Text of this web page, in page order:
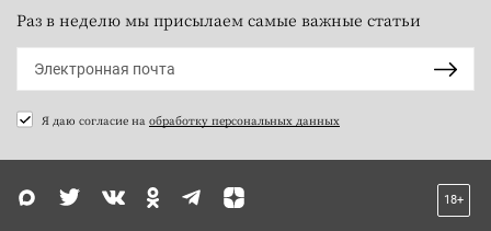
Раз в неделю мы присылаем самые важные статьи
Я даю согласие на обработку персональных данных
18+